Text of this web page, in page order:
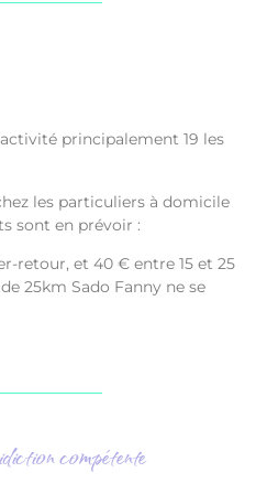
principalement 19 les
les particuliers à domicile
sont en prévoir :
retour, et 40 € entre 15 et 25
25km Sado Fanny ne se
compétente